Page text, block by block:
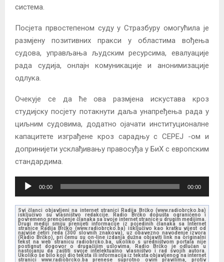
система.
Посјета првостепеном суду у Стразбуру омогућила је
размјену позитивних пракси у областима вођења
судова, управљања људским ресурсима, евалуације
рада судија, онлајн комуникације и анонимизације
одлука.
Очекује се да ће ова размјена искустава кроз
студијску посјету потакнути даља унапређења рада у
циљним судовима, додатно ојачати институционалне
капацитете изграђене кроз сарадњу с CEPEJ -ом и
допринијети усклађивању правосуђа у БиХ с европским
стандардима.
u
d
o
P
00:00 00:00
Svi članci objavljeni na internet stranici Radija Brčko (www.radiobrcko.ba)
isključivo su vlasništvo redakcije. Radio Brčko dopušta ograničeno i
povremeno prenošenje članaka sa svoje internet stranice u drugim medijima.
Drugi mediji smiju prenijeti informacije iz pojedinih članaka sa Internet
stranice Radija Brčko (www.radiobrcko.ba) isključivo kao kratku vijest od
najviše četiri reda (300 slovnih znakova), uz obavezno navođenje izvora
(Radio Brčko), pri čemu su on-line izdanja dužna objaviti link na originalni
tekst na web stranicu radiobrcko.ba, ukoliko s uredništvom portala nije
postignut dogovor o drugačijim uslovima. Radio Brčko je odlučan u
nastojanju da zaštiti svoje intelektualno vlasništvo i rad svojih autora.
Ukoliko se bilo koji dio teksta ili informacija iz teksta objavljenog na internet
stranici www.radiobrcko.ba prenese suprotno ovim pravilima, protiv